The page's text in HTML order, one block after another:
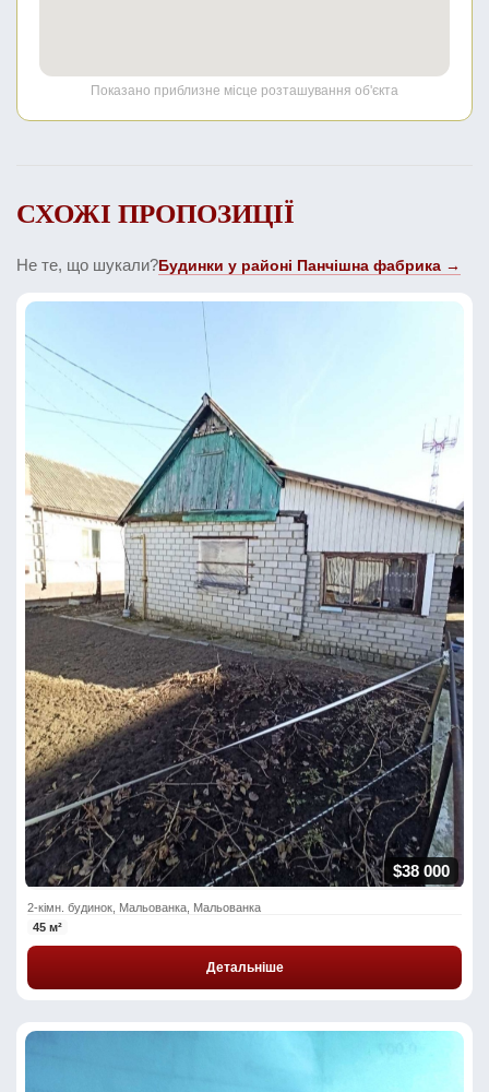
Показано приблизне місце розташування об'єкта
СХОЖІ ПРОПОЗИЦІЇ
Не те, що шукали?Будинки у районі Панчішна фабрика →
$38 000
2-кімн. будинок, Мальованка, Мальованка
45 м²
Детальніше